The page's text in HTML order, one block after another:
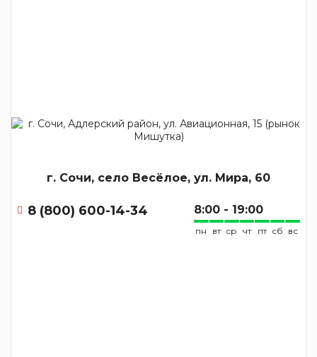
г. Сочи, село Весёлое, ул. Мира, 60
8 (800) 600-14-34 8:00 - 19:00
пн вт ср чт пт сб вс